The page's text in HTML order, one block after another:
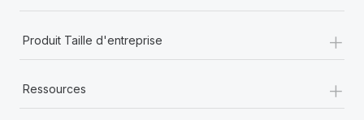
Produit Taille d'entreprise +
Ressources +